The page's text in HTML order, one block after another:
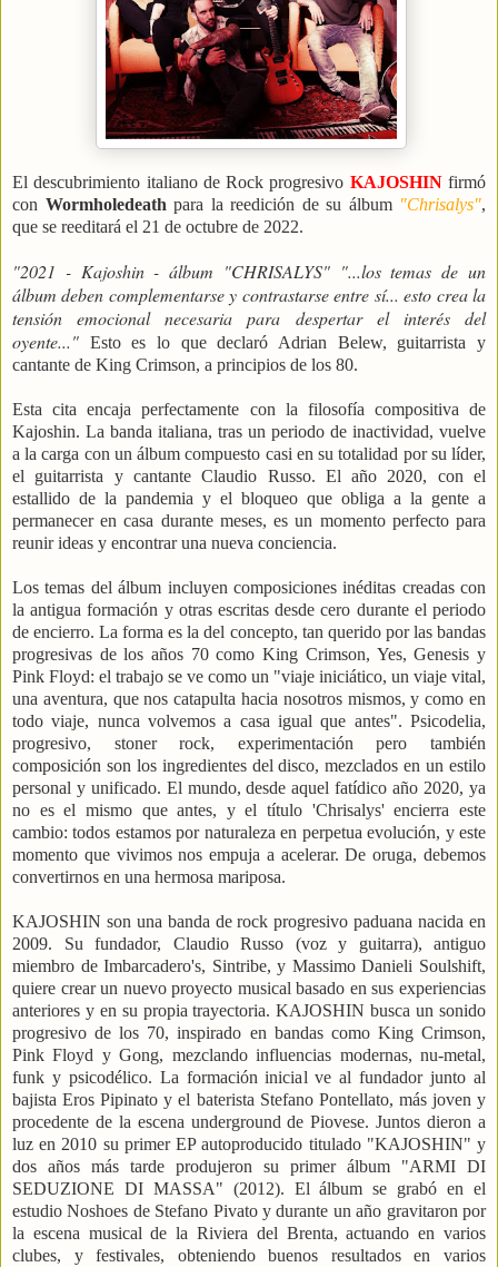
El descubrimiento italiano de Rock progresivo KAJOSHINfirmó
con Wormholedeathpara la reedición de su álbum "Chrisalys",
que se reeditará el 21 de octubre de 2022.
"2021 - Kajoshin - álbum "CHRISALYS" "...los temas de un
álbum deben complementarse y contrastarse entre sí... esto crea la
tensión emocional necesaria para despertar el interés del
oyente..." Esto es lo que declaró Adrian Belew, guitarrista y
cantante de King Crimson, a principios de los 80.
Esta cita encaja perfectamente con la filosofía compositiva de
Kajoshin. La banda italiana, tras un periodo de inactividad, vuelve
a la carga con un álbum compuesto casi en su totalidad por su líder,
el guitarrista y cantante Claudio Russo. El año 2020, con el
estallido de la pandemia y el bloqueo que obliga a la gente a
permanecer en casa durante meses, es un momento perfecto para
reunir ideas y encontrar una nueva conciencia.
Los temas del álbum incluyen composiciones inéditas creadas con
la antigua formación y otras escritas desde cero durante el periodo
de encierro. La forma es la del concepto, tan querido por las bandas
progresivas de los años 70 como King Crimson, Yes, Genesis y
Pink Floyd: el trabajo se ve como un "viaje iniciático, un viaje vital,
una aventura, que nos catapulta hacia nosotros mismos, y como en
todo viaje, nunca volvemos a casa igual que antes". Psicodelia,
progresivo, stoner rock, experimentación pero también
composición son los ingredientes del disco, mezclados en un estilo
personal y unificado. El mundo, desde aquel fatídico año 2020, ya
no es el mismo que antes, y el título 'Chrisalys' encierra este
cambio: todos estamos por naturaleza en perpetua evolución, y este
momento que vivimos nos empuja a acelerar. De oruga, debemos
convertirnos en una hermosa mariposa.
KAJOSHIN son una banda de rock progresivo paduana nacida en
2009. Su fundador, Claudio Russo (voz y guitarra), antiguo
miembro de Imbarcadero's, Sintribe, y Massimo Danieli Soulshift,
quiere crear un nuevo proyecto musical basado en sus experiencias
anteriores y en su propia trayectoria. KAJOSHIN busca un sonido
progresivo de los 70, inspirado en bandas como King Crimson,
Pink Floyd y Gong, mezclando influencias modernas, nu-metal,
funk y psicodélico. La formación inicial ve al fundador junto al
bajista Eros Pipinato y el baterista Stefano Pontellato, más joven y
procedente de la escena underground de Piovese. Juntos dieron a
luz en 2010 su primer EP autoproducido titulado "KAJOSHIN" y
dos años más tarde produjeron su primer álbum "ARMI DI
SEDUZIONE DI MASSA" (2012). El álbum se grabó en el
estudio Noshoes de Stefano Pivato y durante un año gravitaron por
la escena musical de la Riviera del Brenta, actuando en varios
clubes, y festivales, obteniendo buenos resultados en varios